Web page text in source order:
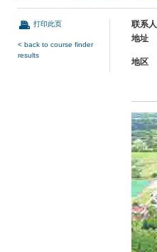
打印此页
< back to course finder
results
联系人
地址
地区